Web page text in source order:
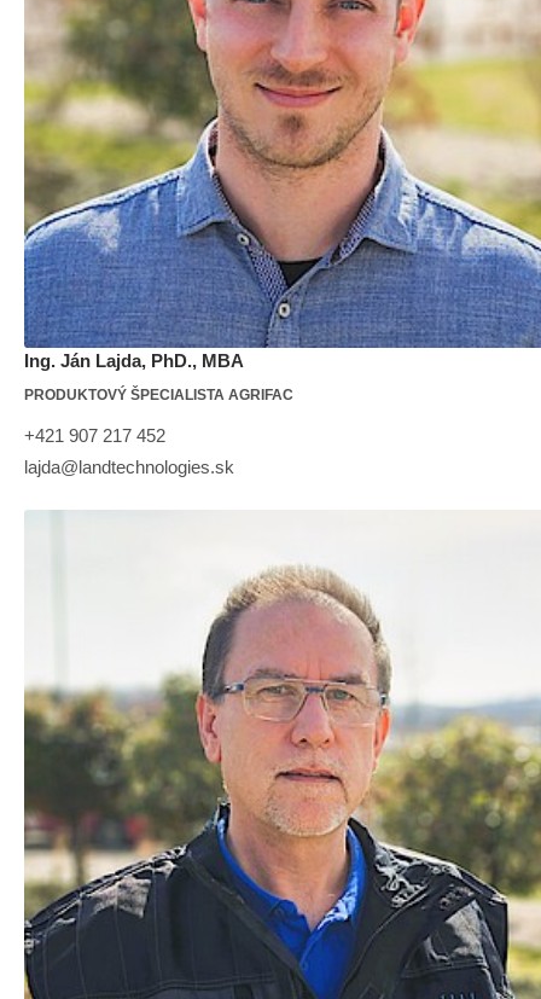
Ing. Ján Lajda, PhD., MBA
PRODUKTOVÝ ŠPECIALISTA AGRIFAC
+421 907 217 452
lajda@landtechnologies.sk